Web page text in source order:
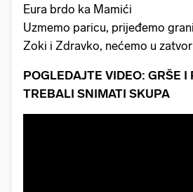
Eura brdo ka Mamići
Uzmemo paricu, prijeđemo
Zoki i Zdravko, nećemo u zatvor
POGLEDAJTE VIDEO: GRŠE I
TREBALI SNIMATI SKUPA